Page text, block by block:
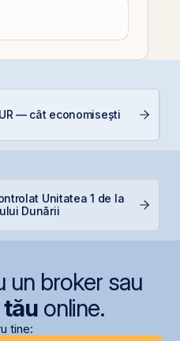
— cât economisești
Unitatea 1 de la
Dunării
un broker sau
tăuonline.
tine: